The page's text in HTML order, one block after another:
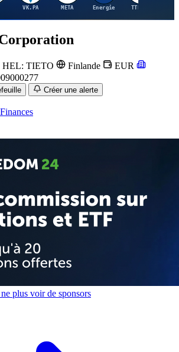
VK.PA META Energie TTE.PA
HEL: TIETO Finlande
EUR
Créer une alerte
Finances
plus voir de sponsors